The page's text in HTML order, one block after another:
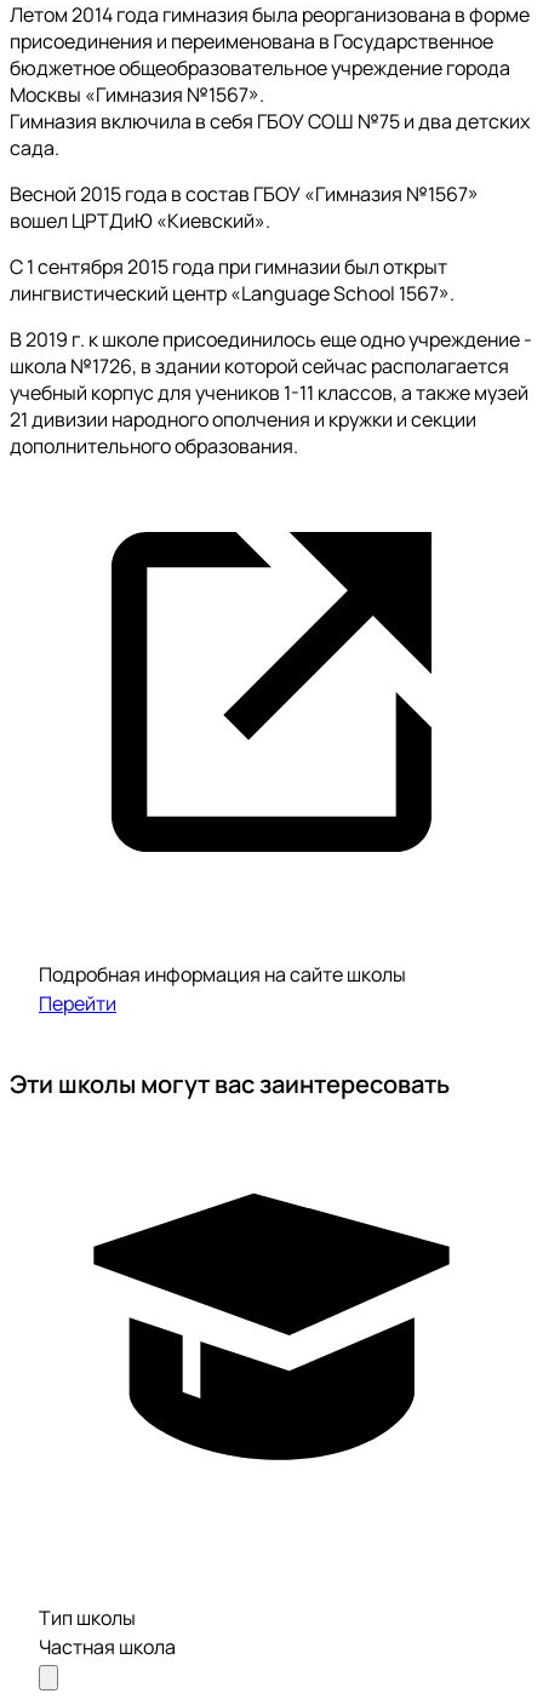
Летом 2014 года гимназия была реорганизована в форме
присоединения и переименована в Государственное
бюджетное общеобразовательное учреждение города
Москвы «Гимназия №1567».
Гимназия включила в себя ГБОУ СОШ №75 и два детских
сада.
Весной 2015 года в состав ГБОУ «Гимназия №1567»
вошел ЦРТДиЮ «Киевский».
С 1 сентября 2015 года при гимназии был открыт
лингвистический центр «Language School 1567».
В 2019 г. к школе присоединилось еще одно учреждение -
школа №1726, в здании которой сейчас располагается
учебный корпус для учеников 1-11 классов, а также музей
21 дивизии народного ополчения и кружки и секции
дополнительного образования.
Подробная информация на сайте школы
Перейти
Эти школы могут вас заинтересовать
Тип школы
Частная школа